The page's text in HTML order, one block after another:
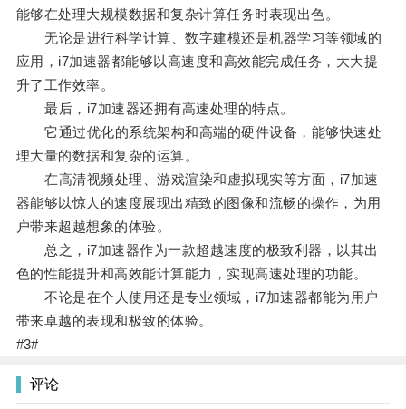
能够在处理大规模数据和复杂计算任务时表现出色。
无论是进行科学计算、数字建模还是机器学习等领域的
应用，i7加速器都能够以高速度和高效能完成任务，大大提
升了工作效率。
最后，i7加速器还拥有高速处理的特点。
它通过优化的系统架构和高端的硬件设备，能够快速处
理大量的数据和复杂的运算。
在高清视频处理、游戏渲染和虚拟现实等方面，i7加速
器能够以惊人的速度展现出精致的图像和流畅的操作，为用
户带来超越想象的体验。
总之，i7加速器作为一款超越速度的极致利器，以其出
色的性能提升和高效能计算能力，实现高速处理的功能。
不论是在个人使用还是专业领域，i7加速器都能为用户
带来卓越的表现和极致的体验。
#3#
评论